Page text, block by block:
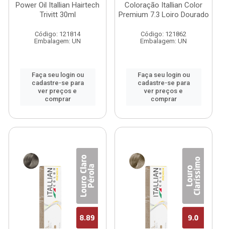
Power Oil Itallian Hairtech
Trivitt 30ml
Código: 121814
Embalagem: UN
Faça seu login ou
cadastre-se para
ver preços e
comprar
Coloração Itallian Color
Premium 7.3 Loiro Dourado
Código: 121862
Embalagem: UN
Faça seu login ou
cadastre-se para
ver preços e
comprar